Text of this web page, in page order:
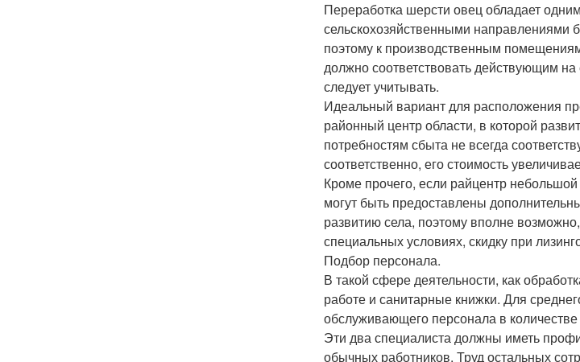
Переработка шерсти овец обладает
сельскохозяйственными направлениями
поэтому к производственным
должно соответствовать действующим
следует учитывать.
Идеальный вариант для расположения
районный центр области, в которой
потребностям сбыта не всегда
соответственно, его стоимость
Кроме прочего, если райцентр
могут быть предоставлены
развитию села, поэтому вполне
специальных условиях, скидку при
Подбор персонала.
В такой сфере деятельности, как
работе и санитарные книжки. Для
обслуживающего персонала в
Эти два специалиста должны иметь
обычных работников. Труд остальных